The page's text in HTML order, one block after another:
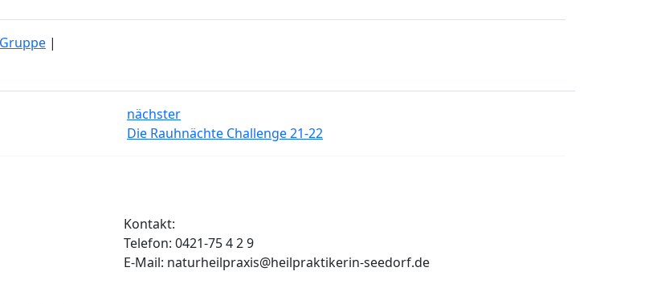
|
nächster
Die Rauhnächte Challenge 21-22
Kontakt:
Telefon: 0421-75 4 2 9
E-Mail: naturheilpraxis@heilpraktikerin-seedorf.de